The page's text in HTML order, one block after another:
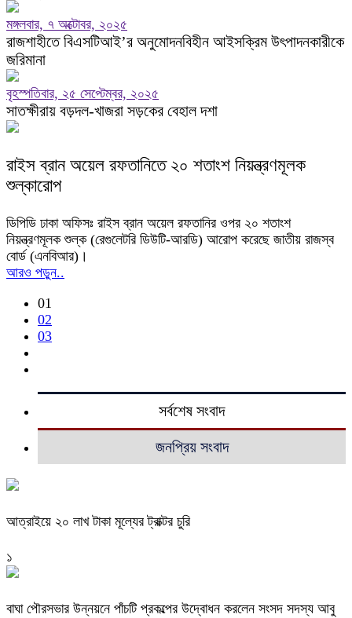
মঙ্গলবার, ৭ অক্টোবর, ২০২৫
রাজশাহীতে বিএসটিআই’র অনুমোদনবিহীন আইসক্রিম উৎপাদনকারীকে
জরিমানা
বৃহস্পতিবার, ২৫ সেপ্টেম্বর, ২০২৫
সাতক্ষীরায় বড়দল-খাজরা সড়কের বেহাল দশা
রাইস ব্রান অয়েল রফতানিতে ২০ শতাংশ নিয়ন্ত্রণমূলক
শুল্কারোপ
ডিপিডি ঢাকা অফিসঃ রাইস ব্রান অয়েল রফতানির ওপর ২০ শতাংশ
নিয়ন্ত্রণমূলক শুল্ক (রেগুলেটরি ডিউটি-আরডি) আরোপ করেছে জাতীয় রাজস্ব
বোর্ড (এনবিআর)।
আরও পড়ুন..
01
02
03
সর্বশেষ সংবাদ
জনপ্রিয় সংবাদ
আত্রাইয়ে ২০ লাখ টাকা মূল্যের ট্রাক্টর চুরি
১
বাঘা পৌরসভার উন্নয়নে পাঁচটি প্রকল্পের উদ্বোধন করলেন সংসদ সদস্য আবু